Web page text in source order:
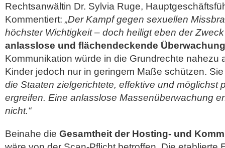
Rechtsanwältin Dr. Sylvia Ruge,
Kommentiert: „Der Kampf gegen sexuellen
höchster Wichtigkeit – doch heiligt eben der Zweck
anlasslose und flächendeckende Überwachung
Kommunikation würde in die Grundrechte nahezu
Kinder jedoch nur in geringem Maße schützen.
die Staaten zielgerichtete, effektive und möglichst
ergreifen. Eine anlasslose Massenüberwachung
nicht.“
Beinahe die Gesamtheit der Hosting- und